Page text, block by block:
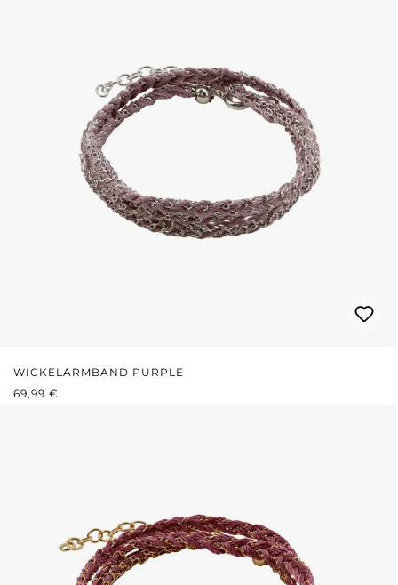
WICKELARMBAND PURPLE
REGULÄRER PREIS:
69,99 €